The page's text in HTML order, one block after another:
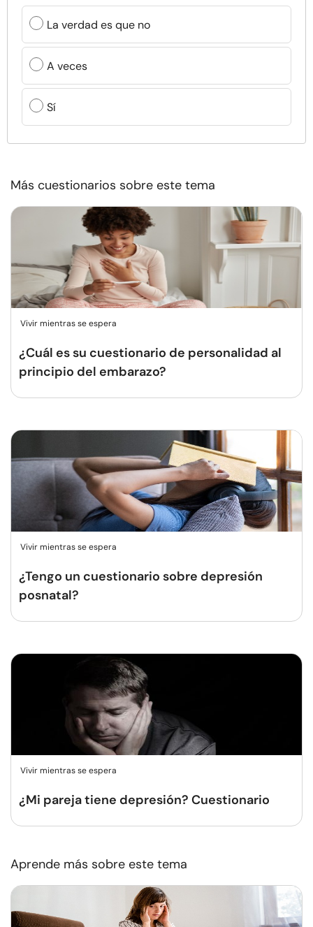
La verdad es que no
A veces
Sí
Más cuestionarios sobre este tema
Vivir mientras se espera
¿Cuál es su cuestionario de personalidad al
principio del embarazo?
Vivir mientras se espera
¿Tengo un cuestionario sobre depresión
posnatal?
Vivir mientras se espera
¿Mi pareja tiene depresión? Cuestionario
Aprende más sobre este tema